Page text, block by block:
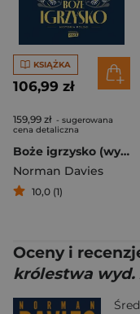
KSIĄŻKA
106,99 zł
159,99 zł - sugerowana
cena detaliczna
Boże igrzysko (wyd. 2026 - nowa okładka)
Norman Davies
10,0 (1)
Oceny i
królestwa wyd.